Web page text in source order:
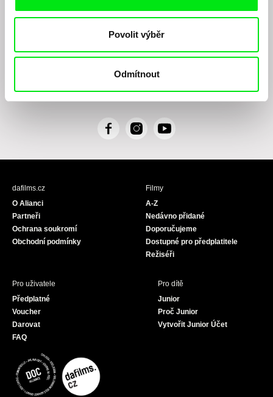
Povolit výběr
Odmítnout
elektronickými prostředky a souvisejícím zpracováním osobních údajů pro účely
Zásady zpracování osobních údajů, textu rozumím a souhlasím s ním, přičemž
F
c
I
s
Y
u
dafilms.cz
O Alianci
Partneři
Ochrana soukromí
Obchodní podmínky
Filmy
A-Z
Nedávno přidané
Doporučujeme
Dostupné pro předplatitele
Režiséři
Pro uživatele
Předplatné
Voucher
Darovat
FAQ
Pro dítě
Junior
Proč Junior
Vytvořit Junior Účet